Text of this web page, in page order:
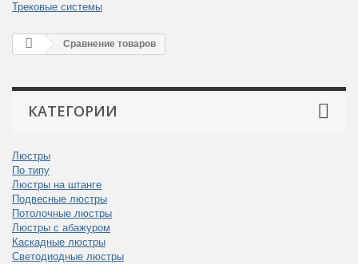
Трековые системы
Сравнение товаров
КАТЕГОРИИ
Люстры
По типу
Люстры на штанге
Подвесные люстры
Потолочные люстры
Люстры с абажуром
Каскадные люстры
Светодиодные люстры